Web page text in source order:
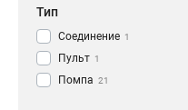
Тип
Соединение 1
Пульт 1
Помпа 21